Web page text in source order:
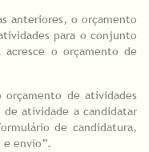
anteriores, o orçamento
para o conjunto
acresce o orçamento de
orçamento de atividades
atividade a candidatar
de candidatura,
e envio”.